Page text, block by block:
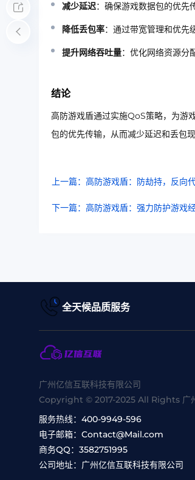
减少延迟：确保游戏数据包的优先
降低丢包率：通过带宽管理和优先
提升网络吞吐量：优化网络资源分
结论
高防游戏盾通过实施QoS策略，为游
包的优先传输，从而减少延迟和丢包
上一篇：高防游戏盾：防劫持，反向
下一篇：高防游戏盾：强力防护游戏
全天候品质服务
广州亿信互联科技有限公司
Copyright © 2017-2025 All Rights 广
服务热线： 400-9949-596
电子邮箱： Contact@Mail.com
商务QQ： 3582751995
公司地址： 广州亿信互联科技有限公司